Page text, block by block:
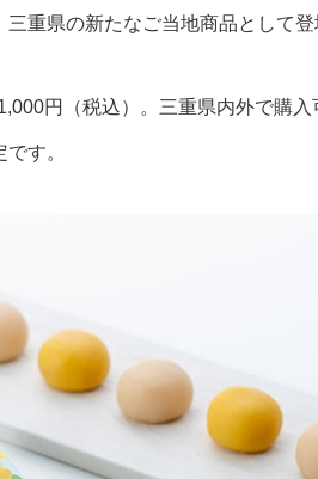
重県の新たなご当地商品として登
円（税込）。三重県内外で購入
す。